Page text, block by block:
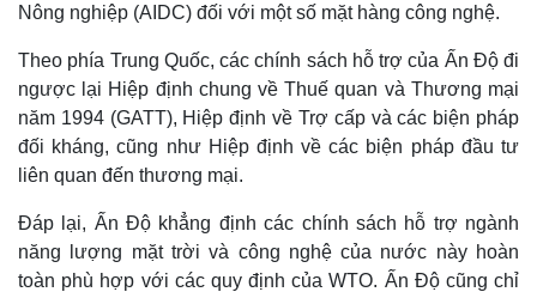
Thế giới
Multimedia
Nông nghiệp (AIDC) đối với một số mặt hàng công nghệ.
Theo phía Trung Quốc, các chính sách hỗ trợ của Ấn Độ đi
ngược lại Hiệp định chung về Thuế quan và Thương mại
năm 1994 (GATT), Hiệp định về Trợ cấp và các biện pháp
đối kháng, cũng như Hiệp định về các biện pháp đầu tư
liên quan đến thương mại.
Đáp lại, Ấn Độ khẳng định các chính sách hỗ trợ ngành
năng lượng mặt trời và công nghệ của nước này hoàn
toàn phù hợp với các quy định của WTO. Ấn Độ cũng chỉ